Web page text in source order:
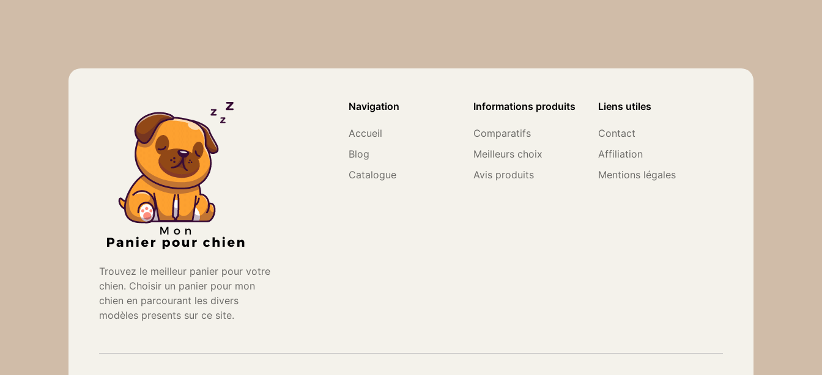
Trouvez le meilleur panier pour votre
chien. Choisir un panier pour mon
chien en parcourant les divers
modèles presents sur ce site.
Navigation
Accueil
Blog
Catalogue
Informations produits
Comparatifs
Meilleurs choix
Avis produits
Liens utiles
Contact
Affiliation
Mentions légales